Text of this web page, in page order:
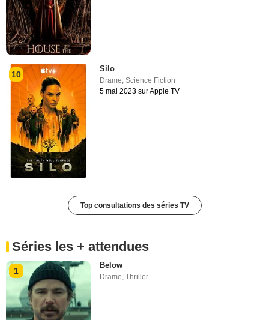
10
Silo
Drame,Science Fiction
5 mai 2023 sur Apple TV
Top consultations des séries TV
Séries les + attendues
1
Below
Drame ,Thriller